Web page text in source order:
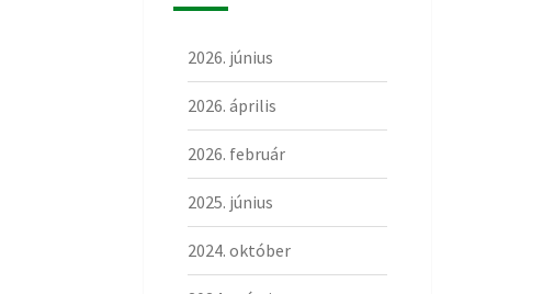
2026. június
2026. április
2026. február
2025. június
2024. október